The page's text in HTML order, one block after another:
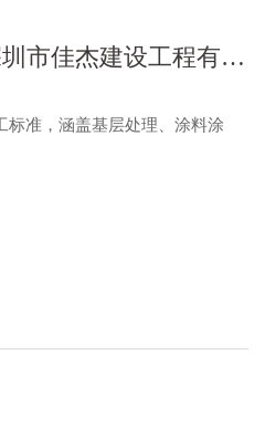
市佳杰建设工程有限
标准，涵盖基层处理、涂料涂